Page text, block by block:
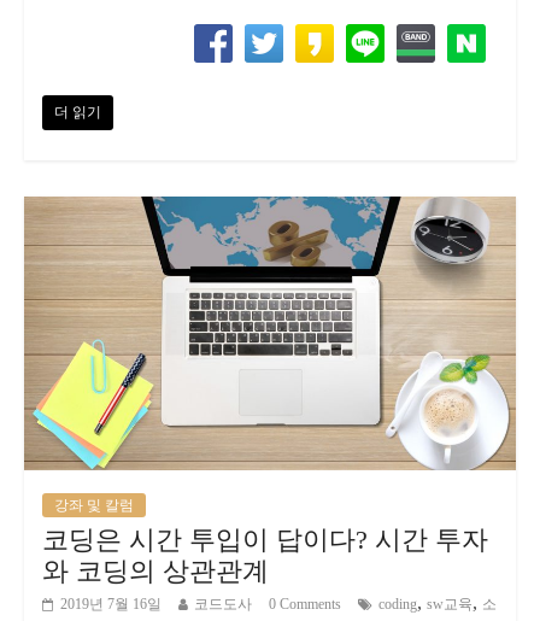
더 읽기
강좌 및 칼럼
코딩은 시간 투입이 답이다? 시간 투자
와 코딩의 상관관계
2019년 7월 16일 코드도사 0 Comments coding, sw교육, 소